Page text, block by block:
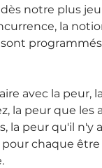
notre plus
la
programmés
avec la peur,
la peur que les
la peur qu'il n'y
chaque